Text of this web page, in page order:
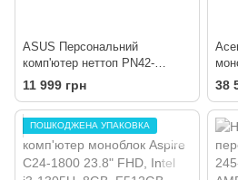
ASUS Персональний
комп'ютер неттоп PN42-
BBN200MV MFF, Intel N200,
2*SO-DIMM, SATA+M.2SSD,
UMA, WiFi, VESA, без ОС
11 999 грн 38
ПОШКОДЖЕНА УПАКОВКА